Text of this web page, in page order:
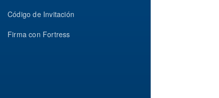
Código de Invitación
Firma con Fortress